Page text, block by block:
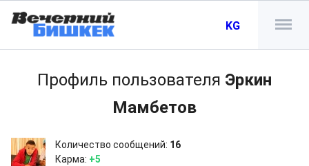
KG
Профиль пользователя Эркин
Мамбетов
Количество сообщений: 16
Карма: +5